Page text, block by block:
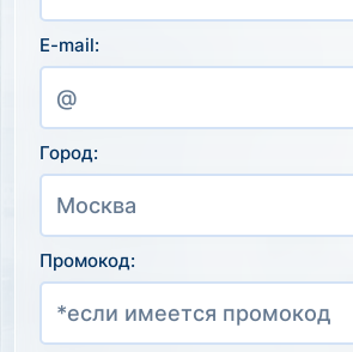
E-mail:
Город:
Промокод: